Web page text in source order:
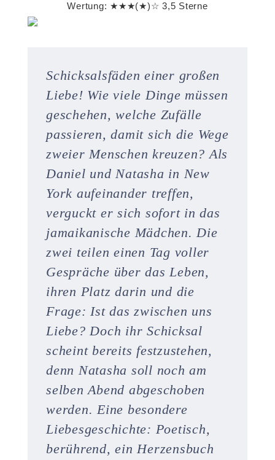
Wertung: ★★★(★)☆ 3,5 Sterne
Schicksalsfäden einer großen
Liebe! Wie viele Dinge müssen
geschehen, welche Zufälle
passieren, damit sich die Wege
zweier Menschen kreuzen? Als
Daniel und Natasha in New
York aufeinander treffen,
verguckt er sich sofort in das
jamaikanische Mädchen. Die
zwei teilen einen Tag voller
Gespräche über das Leben,
ihren Platz darin und die
Frage: Ist das zwischen uns
Liebe? Doch ihr Schicksal
scheint bereits festzustehen,
denn Natasha soll noch am
selben Abend abgeschoben
werden. Eine besondere
Liebesgeschichte: Poetisch,
berührend, ein Herzensbuch